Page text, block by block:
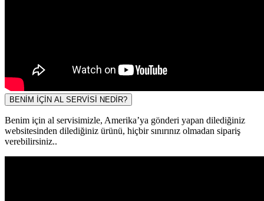
BENİM İÇİN AL SERVİSİ NEDİR?
Benim için al servisimizle, Amerika’ya gönderi yapan dilediğiniz
websitesinden dilediğiniz ürünü, hiçbir sınırınız olmadan sipariş
verebilirsiniz..